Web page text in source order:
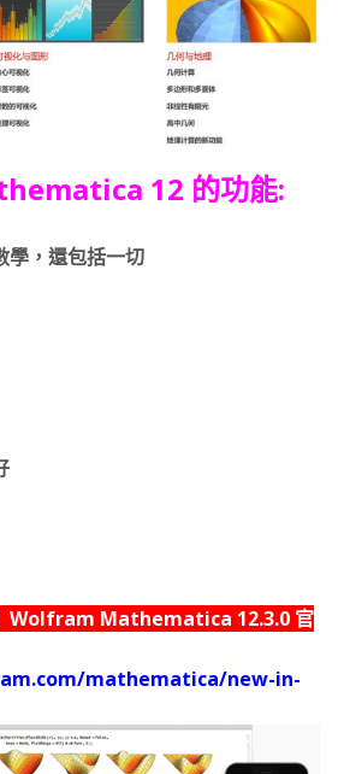
12 的功能:
學，還包括一切
】Wolfram Mathematica 12.3.0 官
mathematica/new-in-